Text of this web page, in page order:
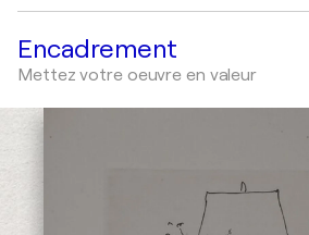
Encadrement
Mettez votre oeuvre en valeur